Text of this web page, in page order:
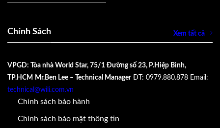
Chính Sách Xem tất cả
VPGD: Tòa nhà World Star, 75/1 Đường số 23, P.Hiệp Bình,
TP.HCM Mr.Ben Lee – Technical Manager ĐT: 0979.880.878 Email:
technical@wili.com.vn
Chính sách bảo hành
Chính sách bảo mật thông tin